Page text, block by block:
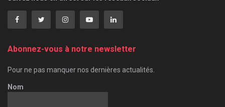
Abonnez-vous à notre newsletter
Pour ne pas manquer nos dernières actualités.
Nom